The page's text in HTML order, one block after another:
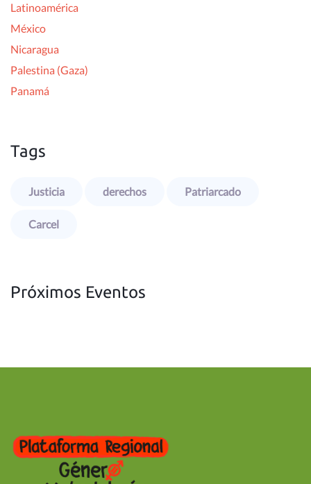
Latinoamérica
México
Nicaragua
Palestina (Gaza)
Panamá
Tags
Justicia derechos Patriarcado
Carcel
Próximos Eventos